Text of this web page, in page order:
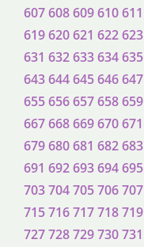
607608609610611
619620621 622623
631 632633634635
643644645646647
655656657658659
667668669670671
679680681 682683
691 692693694695
703704705706707
715716717718719
727728729730731